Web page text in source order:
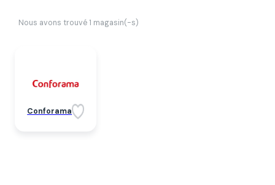
Nous avons trouvé 1 magasin(-s)
Conforama